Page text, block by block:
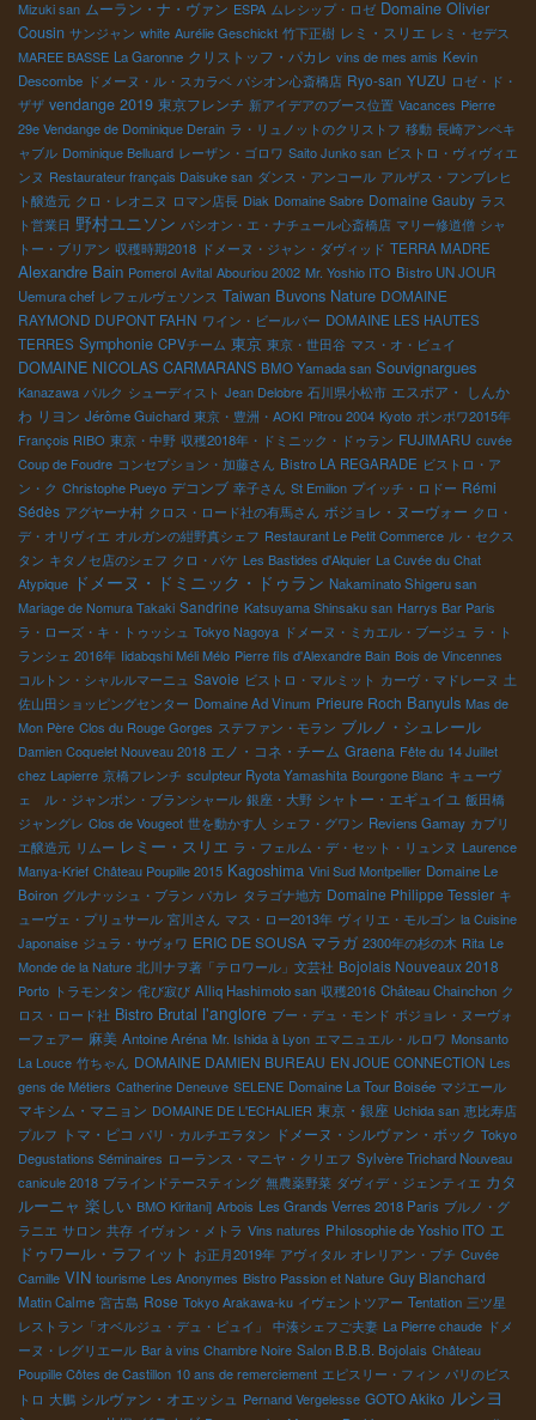
Mizuki san ムーラン・ナ・ヴァン ESPA ムレシップ・ロゼ Domaine Olivier
Cousin サンジャン white Aurélie Geschickt 竹下正樹 レミ・スリエ レミ・セデス
MAREE BASSE La Garonne クリストッフ・パカレ vins de mes amis Kevin
Descombe ドメーヌ・ル・スカラベ パシオン心斎橋店 Ryo-san YUZU ロゼ・ド・
ザザ vendange 2019 東京フレンチ 新アイデアのブース位置 Vacances Pierre
29e Vendange de Dominique Derain ラ・リュノットのクリストフ 移動 長崎アンペキ
ャブル Dominique Belluard レーザン・ゴロワ Saito Junko san ビストロ・ヴィヴィエ
ンヌ Restaurateur français Daisuke san ダンス・アンコール アルザス・フンブレヒ
ト醸造元 クロ・レオニヌ ロマン店長 Diak Domaine Sabre Domaine Gauby ラス
ト営業日 野村ユニソン パシオン・エ・ナチュール心斎橋店 マリー修道僧 シャ
トー・ブリアン 収穫時期2018 ドメーヌ・ジャン・ダヴィッド TERRA MADRE
Alexandre Bain Pomerol Avital Abouriou 2002 Mr. Yoshio ITO Bistro UN JOUR
Uemura chef レフェルヴェソンス Taiwan Buvons Nature DOMAINE
RAYMOND DUPONT FAHN ワイン・ビールバー DOMAINE LES HAUTES
TERRES Symphonie CPVチーム 東京 東京・世田谷 マス・オ・ビュイ
DOMAINE NICOLAS CARMARANS BMO Yamada san Souvignargues
Kanazawa パルク シューディスト Jean Delobre 石川県小松市 エスポア・ しんか
わ リヨン Jérôme Guichard 東京・豊洲・AOKI Pitrou 2004 Kyoto ポンポワ2015年
François RIBO 東京・中野 収穫2018年・ドミニック・ドゥラン FUJIMARU cuvée
Coup de Foudre コンセプション・加藤さん Bistro LA REGARADE ビストロ・ア
ン・ク Christophe Pueyo デコンブ 幸子さん St Emilion プイッチ・ロドー Rémi
Sédès アグヤーナ村 クロス・ロード社の有馬さん ボジョレ・ヌーヴォー クロ・
デ・オリヴィエ オルガンの紺野真シェフ Restaurant Le Petit Commerce ル・セクス
タン キタノセ店のシェフ クロ・バケ Les Bastides d'Alquier La Cuvée du Chat
Atypique ドメーヌ・ドミニック・ドゥラン Nakaminato Shigeru san
Mariage de Nomura Takaki Sandrine Katsuyama Shinsaku san Harrys Bar Paris
ラ・ローズ・キ・トゥッシュ Tokyo Nagoya ドメーヌ・ミカエル・ブージュ ラ・ト
ランシェ 2016年 Iidabqshi Méli Mélo Pierre fils d'Alexandre Bain Bois de Vincennes
コルトン・シャルルマーニュ Savoie ビストロ・マルミット カーヴ・マドレーヌ 土
佐山田ショッピングセンター Domaine Ad Vinum Prieure Roch Banyuls Mas de
Mon Père Clos du Rouge Gorges ステファン・モラン ブルノ・シュレール
Damien Coquelet Nouveau 2018 エノ・コネ・チーム Graena Fête du 14 Juillet
chez Lapierre 京橋フレンチ sculpteur Ryota Yamashita Bourgone Blanc キューヴ
ェ ル・ジャンボン・ブランシャール 銀座・大野 シャトー・エギュイユ 飯田橋
ジャングレ Clos de Vougeot 世を動かす人 シェフ・グワン Reviens Gamay カプリ
エ醸造元 リムー レミー・スリエ ラ・フェルム・デ・セット・リュンヌ Laurence
Manya-Krief Château Poupille 2015 Kagoshima Vini Sud Montpellier Domaine Le
Boiron グルナッシュ・ブラン パカレ タラゴナ地方 Domaine Philippe Tessier キ
ューヴェ・プリュサール 宮川さん マス・ロー2013年 ヴィリエ・モルゴン la Cuisine
Japonaise ジュラ・サヴォワ ERIC DE SOUSA マラガ 2300年の杉の木 Rita Le
Monde de la Nature 北川ナヲ著「テロワール」文芸社 Bojolais Nouveaux 2018
Porto トラモンタン 侘び寂び Alliq Hashimoto san 収穫2016 Château Chainchon ク
ロス・ロード社 Bistro Brutal l'anglore ブー・デュ・モンド ボジョレ・ヌーヴォ
ーフェアー 麻美 Antoine Aréna Mr. Ishida à Lyon エマニュエル・ルロワ Monsanto
La Louce 竹ちゃん DOMAINE DAMIEN BUREAU EN JOUE CONNECTION Les
gens de Métiers Catherine Deneuve SELENE Domaine La Tour Boisée マジエール
マキシム・マニョン DOMAINE DE L'ECHALIER 東京・銀座 Uchida san 恵比寿店
プルフ トマ・ピコ パリ・カルチエラタン ドメーヌ・シルヴァン・ボック Tokyo
Degustations Séminaires ローランス・マニヤ・クリエフ Sylvère Trichard Nouveau
canicule 2018 ブラインドテースティング 無農薬野菜 ダヴィデ・ジェンティエ カタ
ルーニャ 楽しい BMO Kiritani] Arbois Les Grands Verres 2018 Paris ブルノ・グ
ラニエ サロン 共存 イヴォン・メトラ Vins natures Philosophie de Yoshio ITO エ
ドゥワール・ラフィット お正月2019年 アヴィタル オレリアン・プチ Cuvée
Camille VIN tourisme Les Anonymes Bistro Passion et Nature Guy Blanchard
Matin Calme 宮古島 Rose Tokyo Arakawa-ku イヴェントツアー Tentation 三ツ星
レストラン「オベルジュ・デュ・ピュイ」
中湊シェフご夫妻 La Pierre chaude ドメ
ーヌ・レグリエール Bar à vins Chambre Noire Salon B.B.B. Bojolais Château
Poupille Côtes de Castillon 10 ans de remerciement エピスリー・フィン パリのビス
トロ 大鵬 シルヴァン・オエッシュ Pernand Vergelesse GOTO Akiko ルシヨ